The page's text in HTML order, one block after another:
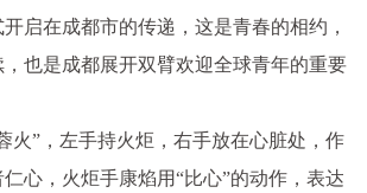
启在成都市的传递，这是青春的相约，
也是成都展开双臂欢迎全球青年的重要
火”，左手持火炬，右手放在心脏处，作
心，火炬手康焰用“比心”的动作，表达